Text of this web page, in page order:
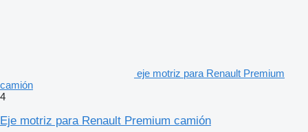
eje motriz para Renault Premium
camión
4
Eje motriz para Renault Premium camión